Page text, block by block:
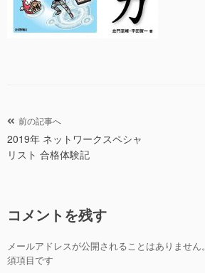
投
稿
ナ
ー
シ
ョ
前の記事へ
2019年 ネットワークスペシャ
リスト 合格体験記
コメントを残す
メールアドレスが公開されることはありません。
須項目です